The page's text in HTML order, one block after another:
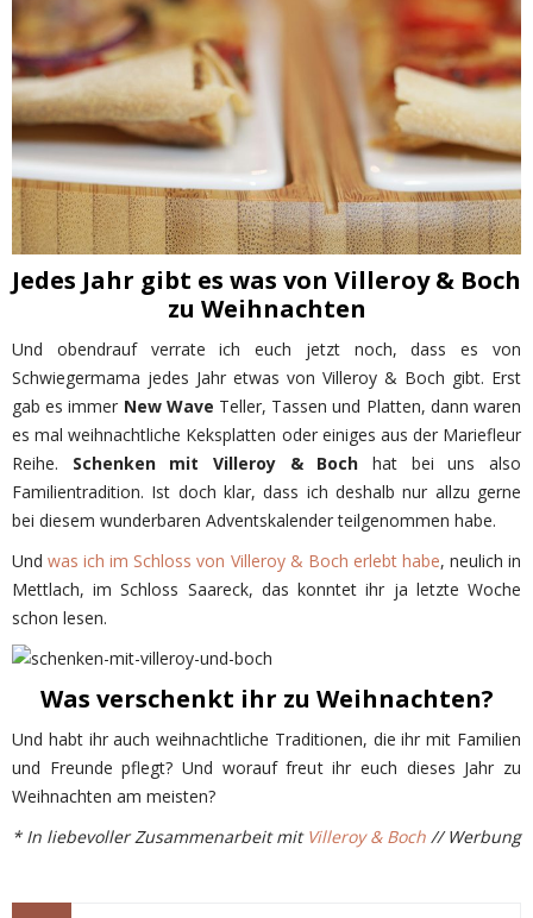
Jedes Jahr gibt es was von Villeroy & Boch
zu Weihnachten
Und obendrauf verrate ich euch jetzt noch, dass es von
Schwiegermama jedes Jahr etwas von Villeroy & Boch gibt. Erst
gab es immer New Wave Teller, Tassen und Platten, dann waren
es mal weihnachtliche Keksplatten oder einiges aus der Mariefleur
Reihe. Schenken mit Villeroy & Boch hat bei uns also
Familientradition. Ist doch klar, dass ich deshalb nur allzu gerne
bei diesem wunderbaren Adventskalender teilgenommen habe.
Undwas ich im Schloss von Villeroy & Boch erlebt habe, neulich in
Mettlach, im Schloss Saareck, das konntet ihr ja letzte Woche
schon lesen.
Was verschenkt ihr zu Weihnachten?
Und habt ihr auch weihnachtliche Traditionen, die ihr mit Familien
und Freunde pflegt? Und worauf freut ihr euch dieses Jahr zu
Weihnachten am meisten?
* In liebevoller Zusammenarbeit mit Villeroy & Boch // Werbung